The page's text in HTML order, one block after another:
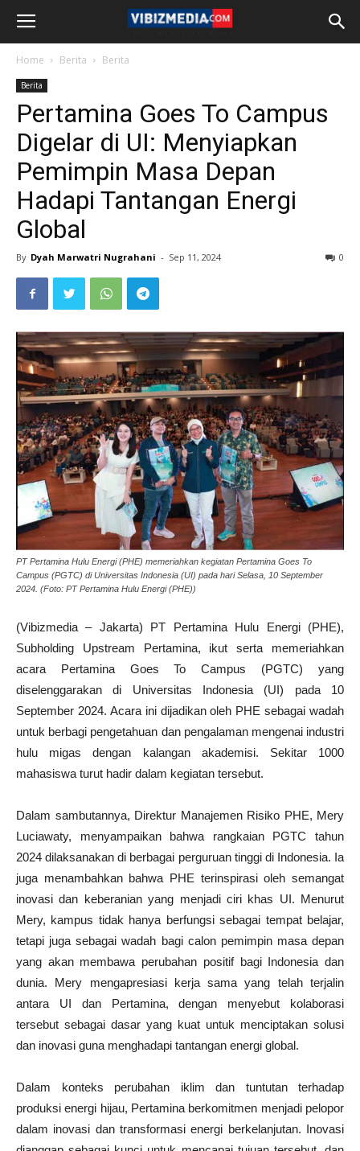
Home Berita Berita
Berita
Pertamina Goes To Campus
Digelar di UI: Menyiapkan
Pemimpin Masa Depan
Hadapi Tantangan Energi
Global
By Dyah Marwatri Nugrahani - Sep 11, 2024 0
PT Pertamina Hulu Energi (PHE) memeriahkan kegiatan Pertamina Goes To
Campus (PGTC) di Universitas Indonesia (UI) pada hari Selasa, 10 September
2024. (Foto: PT Pertamina Hulu Energi (PHE))
(Vibizmedia – Jakarta) PT Pertamina Hulu Energi (PHE),
Subholding Upstream Pertamina, ikut serta memeriahkan
acara Pertamina Goes To Campus (PGTC) yang
diselenggarakan di Universitas Indonesia (UI) pada 10
September 2024. Acara ini dijadikan oleh PHE sebagai wadah
untuk berbagi pengetahuan dan pengalaman mengenai industri
hulu migas dengan kalangan akademisi. Sekitar 1000
mahasiswa turut hadir dalam kegiatan tersebut.
Dalam sambutannya, Direktur Manajemen Risiko PHE, Mery
Luciawaty, menyampaikan bahwa rangkaian PGTC tahun
2024 dilaksanakan di berbagai perguruan tinggi di Indonesia. Ia
juga menambahkan bahwa PHE terinspirasi oleh semangat
inovasi dan keberanian yang menjadi ciri khas UI. Menurut
Mery, kampus tidak hanya berfungsi sebagai tempat belajar,
tetapi juga sebagai wadah bagi calon pemimpin masa depan
yang akan membawa perubahan positif bagi Indonesia dan
dunia. Mery mengapresiasi kerja sama yang telah terjalin
antara UI dan Pertamina, dengan menyebut kolaborasi
tersebut sebagai dasar yang kuat untuk menciptakan solusi
dan inovasi guna menghadapi tantangan energi global.
Dalam konteks perubahan iklim dan tuntutan terhadap
produksi energi hijau, Pertamina berkomitmen menjadi pelopor
dalam inovasi dan transformasi energi berkelanjutan. Inovasi